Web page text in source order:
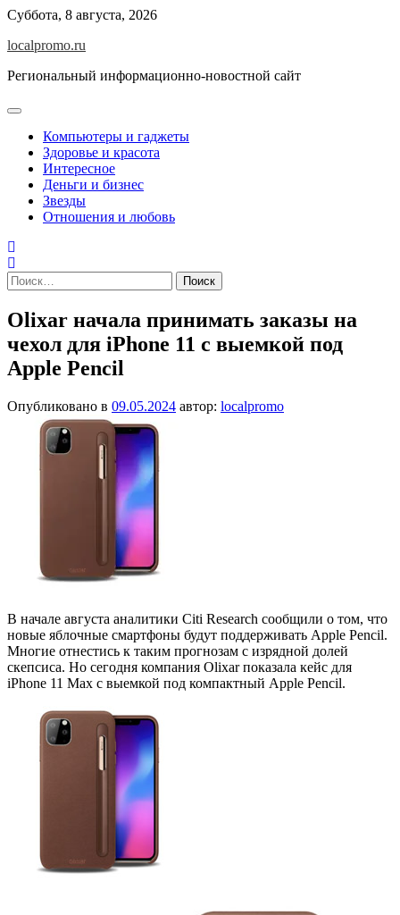
Перейти
содержимому
Суббота, 8 августа, 2026
localpromo.ru
Региональный информационно-новостной сайт
Компьютеры и гаджеты
Здоровье и красота
Интересное
Деньги и бизнес
Звезды
Отношения и любовь
Найти:
Olixar начала принимать заказы на
чехол для iPhone 11 с выемкой под
Apple Pencil
Опубликовано в 09.05.2024 автор: localpromo
В начале августа аналитики Citi Research сообщили о том, что
новые яблочные смартфоны будут поддерживать Apple Pencil.
Многие отнестись к таким прогнозам с изрядной долей
скепсиса. Но сегодня компания Olixar показала кейс для
iPhone 11 Max с выемкой под компактный Apple Pencil.